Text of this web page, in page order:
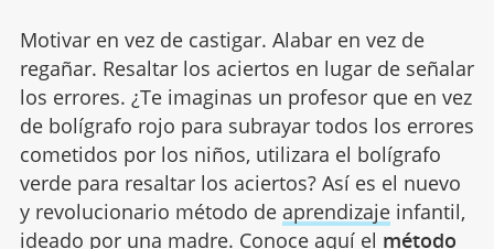
Motivar en vez de castigar. Alabar en vez de
regañar. Resaltar los aciertos en lugar de señalar
los errores. ¿Te imaginas un profesor que en vez
de bolígrafo rojo para subrayar todos los errores
cometidos por los niños, utilizara el bolígrafo
verde para resaltar los aciertos? Así es el nuevo
y revolucionario método de aprendizajeinfantil,
ideado por una madre. Conoce aquí el método